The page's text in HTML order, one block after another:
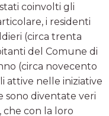
coinvolti gli
i residenti
(circa trenta
del Comune di
(circa novecento
attive nelle iniziative
sono diventate veri
che con la loro